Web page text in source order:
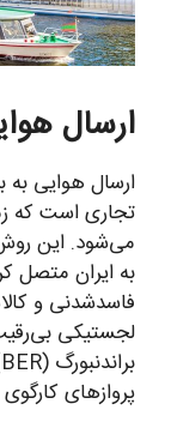
ارسال
ارسال هوایی
تجاری است که
می‌شود. این
به ایران متصل
فاسدشدنی و
لجستیکی
پروازهای